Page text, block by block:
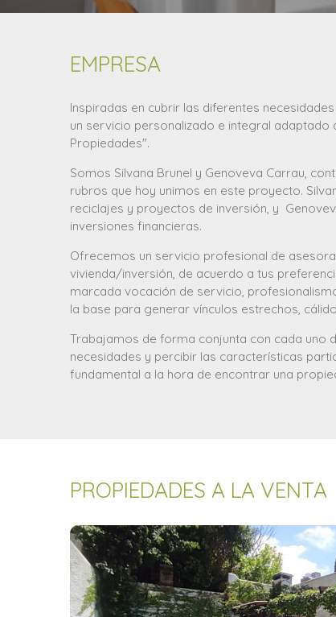
EMPRESA
Inspiradas en cubrir las diferentes
un servicio personalizado e integral adaptado
Propiedades".
Somos Silvana Brunel y Genoveva Carrau,
rubros que hoy unimos en este proyecto.
reciclajes y proyectos de inversión, y
inversiones financieras.
Ofrecemos un servicio profesional de
vivienda/inversión, de acuerdo a tus
marcada vocación de servicio,
la base para generar vínculos estrechos,
Trabajamos de forma conjunta con cada uno
necesidades y percibir las características
fundamental a la hora de encontrar una
PROPIEDADES A LA VENTA